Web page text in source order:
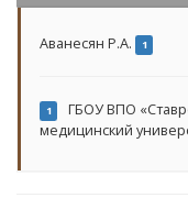
Аванесян Р.А. 1
1
ГБОУ ВПО
медицинский